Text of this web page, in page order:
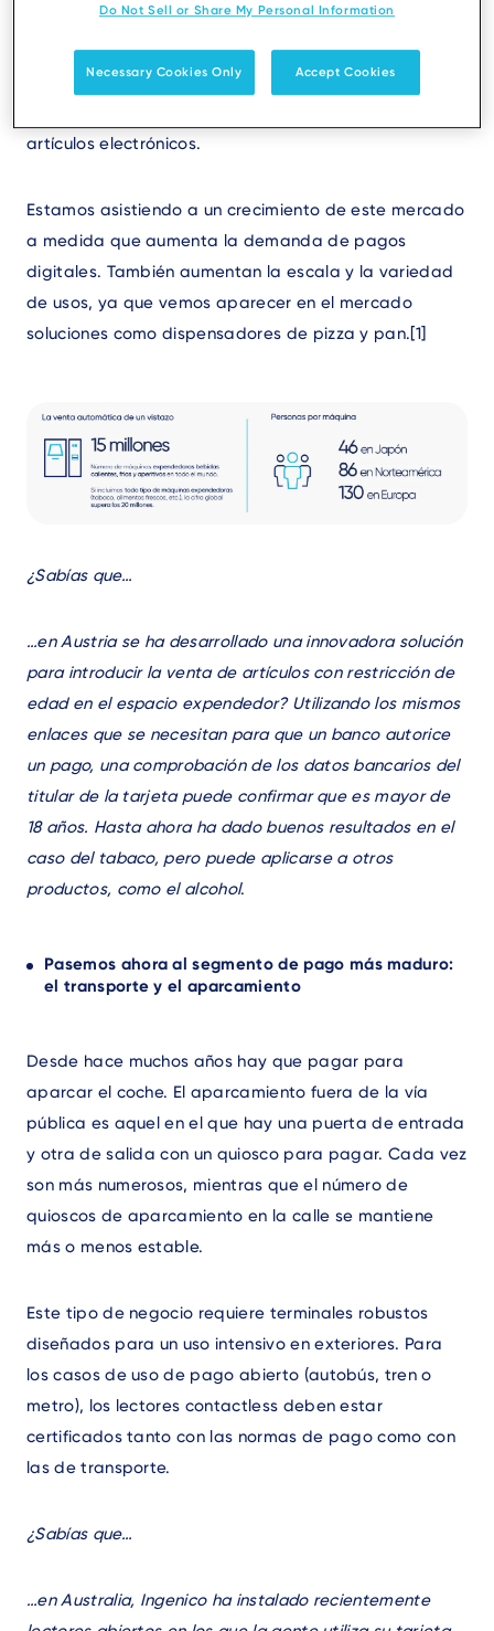
comprar gran variedad de artículos en una máquina
expendedora. El vending de bajo valor ofrece
productos como bebidas y aperitivos, mientras que el
artículos electrónicos.
Estamos asistiendo a un crecimiento de este mercado
a medida que aumenta la demanda de pagos
digitales. También aumentan la escala y la variedad
de usos, ya que vemos aparecer en el mercado
soluciones como dispensadores de pizza y pan.[1]
Text
¿Sabías que…
…en Austria se ha desarrollado una innovadora solución
para introducir la venta de artículos con restricción de
edad en el espacio expendedor? Utilizando los mismos
enlaces que se necesitan para que un banco autorice
un pago, una comprobación de los datos bancarios del
titular de la tarjeta puede confirmar que es mayor de
18 años. Hasta ahora ha dado buenos resultados en el
caso del tabaco, pero puede aplicarse a otros
productos, como el alcohol.
Pasemos ahora al segmento de pago más maduro:
el transporte y el aparcamiento
Desde hace muchos años hay que pagar para
aparcar el coche. El aparcamiento fuera de la vía
pública es aquel en el que hay una puerta de entrada
y otra de salida con un quiosco para pagar. Cada vez
son más numerosos, mientras que el número de
quioscos de aparcamiento en la calle se mantiene
más o menos estable.
Este tipo de negocio requiere terminales robustos
diseñados para un uso intensivo en exteriores. Para
los casos de uso de pago abierto (autobús, tren o
metro), los lectores contactless deben estar
certificados tanto con las normas de pago como con
las de transporte.
¿Sabías que…
…en Australia, Ingenico ha instalado recientemente
Do Not Sell or Share My Personal Information
Necessary Cookies Only Accept Cookies